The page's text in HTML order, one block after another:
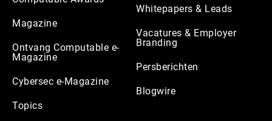
Magazine
Ontvang Computable e-
Magazine
Cybersec e-Magazine
Topics
Whitepapers & Leads
Vacatures & Employer
Branding
Persberichten
Blogwire